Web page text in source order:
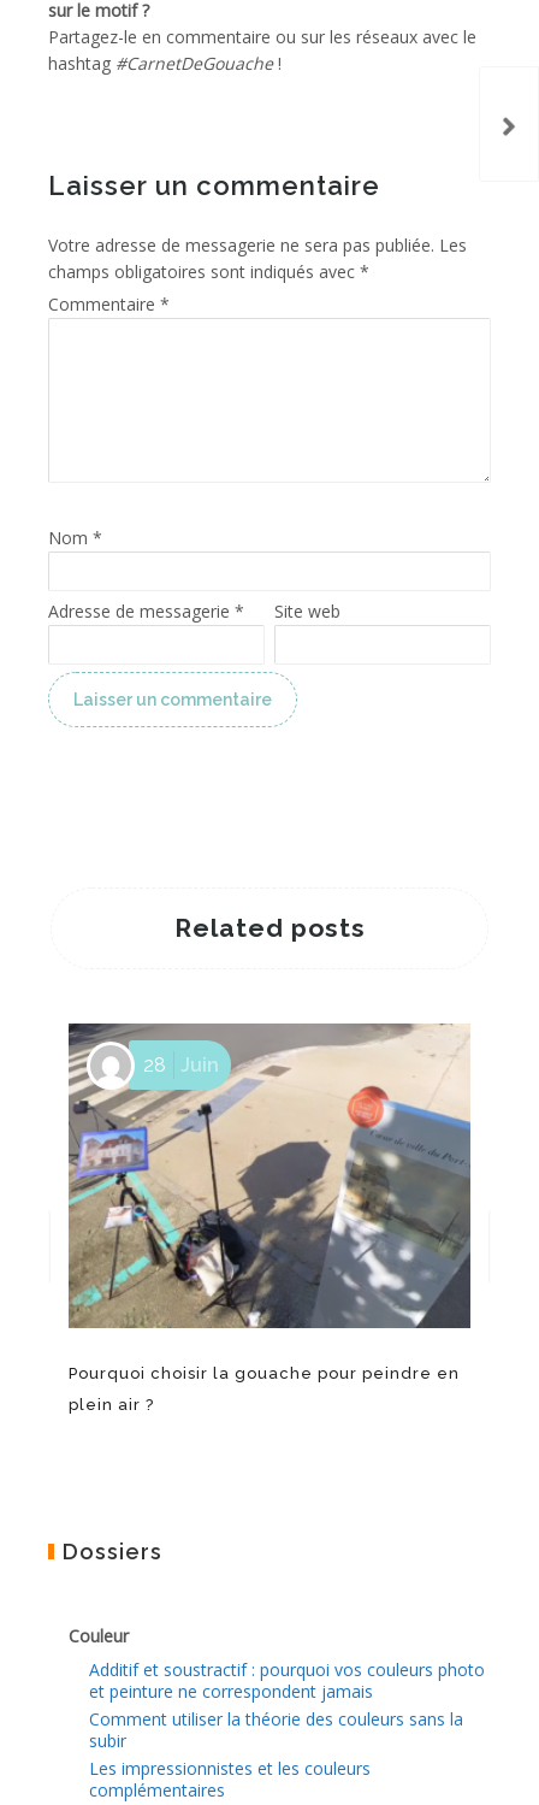
sur le motif ?
Partagez-le en commentaire ou sur les réseaux avec le
hashtag #CarnetDeGouache!
Laisser un commentaire
Votre adresse de messagerie ne sera pas publiée. Les
champs obligatoires sont indiqués avec *
Commentaire *
Nom *
Adresse de messagerie * Site web
Related posts
Pourquoi choisir la gouache pour peindre en
plein air ?
28 Juin
Dossiers
Couleur
Additif et soustractif : pourquoi vos couleurs photo
et peinture ne correspondent jamais
Comment utiliser la théorie des couleurs sans la
subir
Les impressionnistes et les couleurs
complémentaires